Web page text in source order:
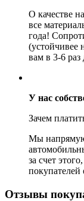
О качестве
все
года!
(устойчивее
вам в 3-6
У нас
Зачем
Мы напрямую
за счет
Отзывы